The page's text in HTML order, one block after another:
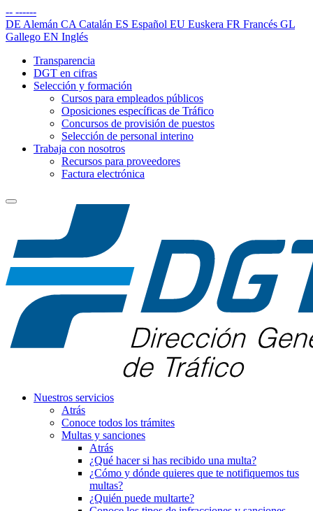
-- ------
DE Alemán CA Catalán ES Español EU Euskera FR Francés GL
Gallego EN Inglés
Transparencia
DGT en cifras
Selección y formación
Cursos para empleados públicos
Oposiciones específicas de Tráfico
Concursos de provisión de puestos
Selección de personal interino
Trabaja con nosotros
Recursos para proveedores
Factura electrónica
Nuestros servicios
Atrás
Conoce todos los trámites
Multas y sanciones
Atrás
¿Qué hacer si has recibido una multa?
¿Cómo y dónde quieres que te notifiquemos tus
multas?
¿Quién puede multarte?